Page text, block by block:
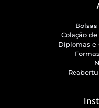
Colação
Diplomas e